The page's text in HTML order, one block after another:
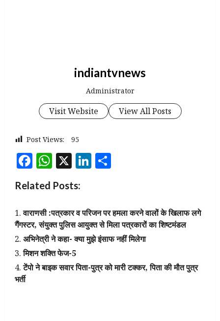
indiantvnews
Administrator
Visit Website View All Posts
Post Views: 95
Facebook
WhatsApp
X LinkedIn
Related Posts:
वाराणसी :पत्रकार व परिजन पर हमला करने वालों के खिलाफ लगे
गैंगस्टर, संयुक्त पुलिस आयुक्त से मिला पत्रकारों का शिष्टमंडल
अभिनेत्री ने कहा- क्या मुझे इंसाफ नहीं मिलेगा
मिशन शक्ति फेज-5
टेंपो ने बाइक सवार पिता-पुत्र को मारी टक्कर, पिता की मौत पुत्र
भर्ती